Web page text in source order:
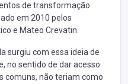
de transformação
em 2010 pelos
e Mateo Crevatin.
surgiu com essa ideia de
no sentido de dar acesso
comuns, não teriam como